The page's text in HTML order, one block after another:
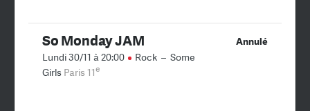
Annulé
So Monday JAM
Lundi 30/11 à 20:00 Rock – Some
Girls Paris 11e